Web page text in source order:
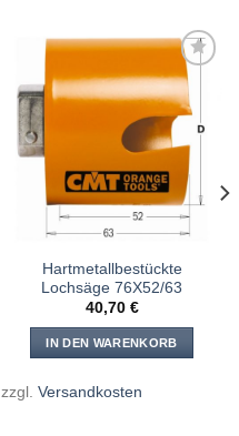
Meine
Sägen
hinzufügen
Hartmetallbestückte
Lochsäge 76X52/63
40,70 €
IN DEN WARENKORB
zzgl. Versandkosten